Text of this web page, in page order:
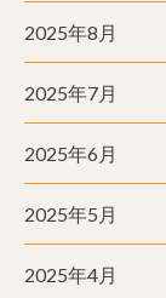
2025年8月
2025年7月
2025年6月
2025年5月
2025年4月